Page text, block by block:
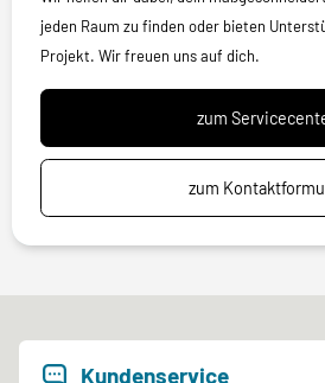
jeden Raum zu finden oder bieten
Projekt. Wir freuen uns auf dich.
zum
zum
Kundenservice